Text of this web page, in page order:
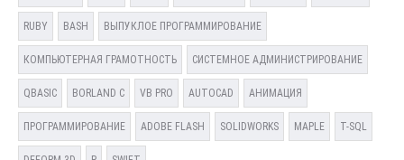
RUBY BASH ВЫПУКЛОЕ ПРОГРАММИРОВАНИЕ
КОМПЬЮТЕРНАЯ ГРАМОТНОСТЬ СИСТЕМНОЕ АДМИНИСТРИРОВАНИЕ
QBASIC BORLAND C VB PRO AUTOCAD АНИМАЦИЯ
ПРОГРАММИРОВАНИЕ ADOBE FLASH SOLIDWORKS MAPLE T-SQL